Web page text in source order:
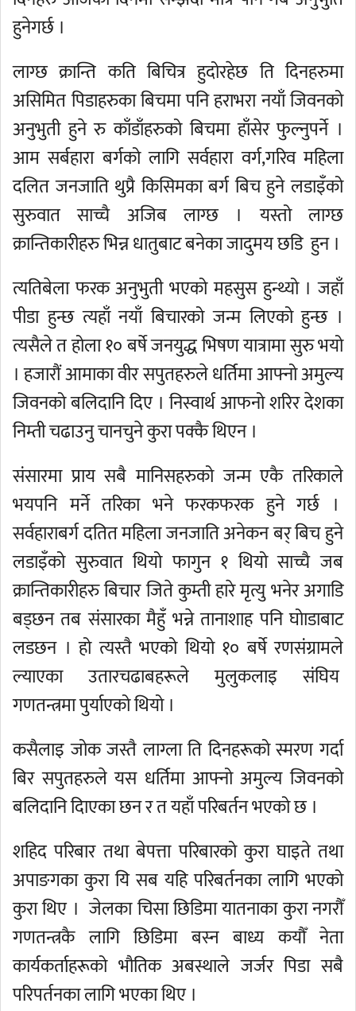
हुनेगर्छ ।
लाग्छ क्रान्ति कति बिचित्र हुदोरहेछ ति दिनहरुमा
असिमित पिडाहरुका बिचमा पनि हराभरा नयाँ जिवनको
अनुभुती हुने रु काँडाँहरुको बिचमा हाँसेर फुल्नुपर्ने ।
आम सर्बहारा बर्गको लागि सर्वहारा वर्ग,गरिव महिला
दलित जनजाति थुप्रै किसिमका बर्ग बिच हुने लडाइँको
सुरुवात साच्चै अजिब लाग्छ । यस्तो लाग्छ
क्रान्तिकारीहरु भिन्न धातुबाट बनेका जादुमय छडि हुन ।
त्यतिबेला फरक अनुभुती भएको महसुस हुन्थ्यो । जहाँ
पीडा हुन्छ त्यहाँ नयाँ बिचारको जन्म लिएको हुन्छ ।
त्यसैले त होला १० बर्षे जनयुद्ध भिषण यात्रामा सुरु भयो
। हजारौं आमाका वीर सपुतहरुले धर्तिमा आफ्नो अमुल्य
जिवनको बलिदानि दिए । निस्वार्थ आफनो शरिर देशका
निम्ती चढाउनु चानचुने कुरा पक्कै थिएन ।
संसारमा प्राय सबै मानिसहरुको जन्म एकै तरिकाले
भयपनि मर्ने तरिका भने फरकफरक हुने गर्छ ।
सर्वहाराबर्ग दतित महिला जनजाति अनेकन बर् बिच हुने
लडाइँको सुरुवात थियो फागुन १ थियो साच्चै जब
क्रान्तिकारीहरु बिचार जिते कुम्ती हारे मृत्यु भनेर अगाडि
बड्छन तब संसारका मैहुँ भन्ने तानाशाह पनि घोाडाबाट
लडछन । हो त्यस्तै भएको थियो १० बर्षे रणसंग्रामले
ल्याएका उतारचढाबहरूले मुलुकलाइ संघिय
गणतन्त्रमा पुर्याएको थियो ।
कसैलाइ जोक जस्तै लाग्ला ति दिनहरूको स्मरण गर्दा
बिर सपुतहरुले यस धर्तिमा आफ्नो अमुल्य जिवनको
बलिदानि दिाएका छन र त यहाँ परिबर्तन भएको छ ।
शहिद परिबार तथा बेपत्ता परिबारको कुरा घाइते तथा
अपाङगका कुरा यि सब यहि परिबर्तनका लागि भएको
कुरा थिए । जेलका चिसा छिडिमा यातनाका कुरा नगरौँ
गणतन्त्रकै लागि छिडिमा बस्न बाध्य कयौँ नेता
कार्यकर्ताहरूको भौतिक अबस्थाले जर्जर पिडा सबै
परिपर्तनका लागि भएका थिए ।